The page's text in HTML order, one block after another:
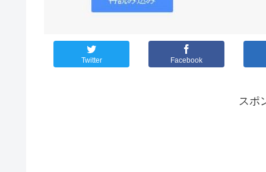
Twitter Facebook
スポ